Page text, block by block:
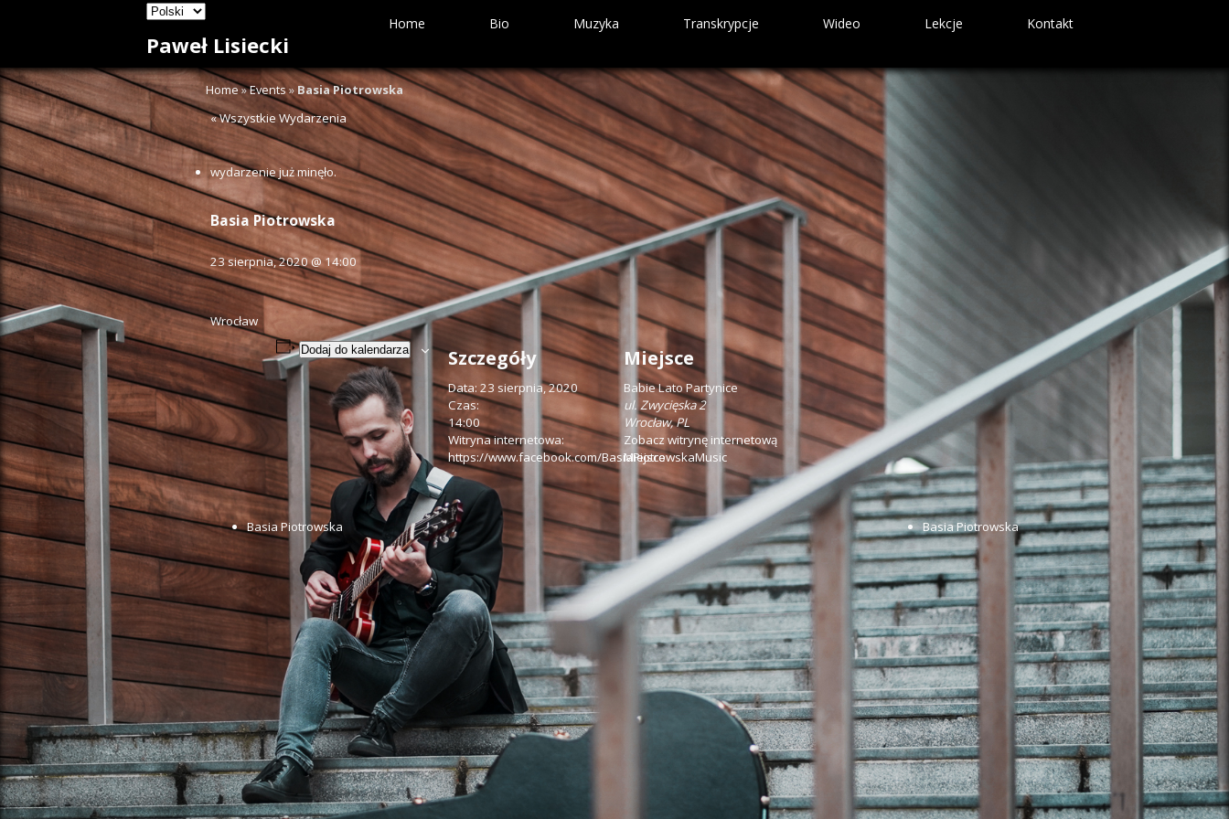
Home Bio
Muzyka
String Connection Tribute
Transkrypcje Wideo Lekcje Kontakt
Paweł Lisiecki
Home»Events» Basia Piotrowska
« Wszystkie Wydarzenia
wydarzenie już minęło.
Basia Piotrowska
23 sierpnia, 2020 @ 14:00
Wrocław
Dodaj do kalendarza Szczegóły
Data: 23 sierpnia, 2020
Czas:
14:00
Witryna internetowa:
https://www.facebook.com/BasiaPiotrowskaMusic
Miejsce
Babie Lato Partynice
ul. Zwycięska 2
Wrocław,PL
Zobacz witrynę internetową
Miejsce
Basia Piotrowska Basia Piotrowska